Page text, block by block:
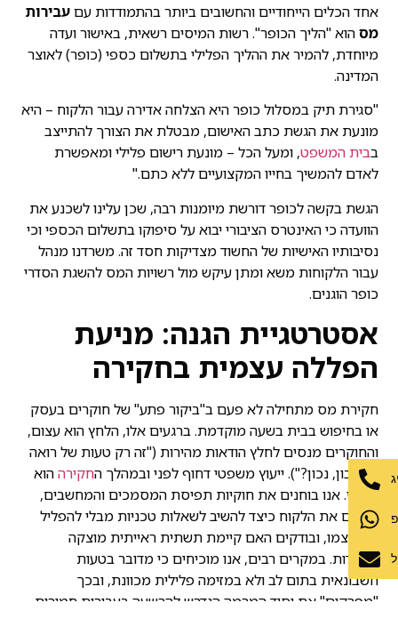
אחד הכלים הייחודיים והחשובים ביותר בהתמודדות עםעבירות
מסהוא "הליך הכופר". רשות המיסים רשאית, באישור ועדה
מיוחדת, להמיר את ההליך הפלילי בתשלום כספי (כופר) לאוצר
המדינה.
"סגירת תיק במסלול כופר היא הצלחה אדירה עבור הלקוח – היא
מונעת את הגשת כתב האישום, מבטלת את הצורך להתייצב
בבית המשפט, ומעל הכל – מונעת רישום פלילי ומאפשרת
לאדם להמשיך בחייו המקצועיים ללא כתם."
הגשת בקשה לכופר דורשת מיומנות רבה, שכן עלינו לשכנע את
הוועדה כי האינטרס הציבורי יבוא על סיפוקו בתשלום הכספי וכי
נסיבותיו האישיות של החשוד מצדיקות חסד זה. משרדנו מנהל
עבור הלקוחות משא ומתן עיקש מול רשויות המס להשגת הסדרי
כופר הוגנים.
אסטרטגיית הגנה: מניעת
הפללה עצמית בחקירה
חקירת מס מתחילה לא פעם ב"ביקור פתע" של חוקרים בעסק
או בחיפוש בבית בשעה מוקדמת. ברגעים אלו, הלחץ הוא עצום,
והחוקרים מנסים לחלץ הודאות מהירות ("זה רק טעות של רואה
החשבון, נכון?"). ייעוץ משפטי דחוף לפני ובמהלך החקירההוא
קריטי. אנו בוחנים את חוקיות תפיסת המסמכים והמחשבים,
מנחים את הלקוח כיצד להשיב לשאלות טכניות מבלי להפליל
את עצמו, ובודקים האם קיימת תשתית ראייתית מוצקה
לחשדות. במקרים רבים, אנו מוכיחים כי מדובר בטעות
חשבונאית בתום לב ולא במזימה פלילית מכוונת, ובכך
"מפרקים" את יסוד המרמה הנדרש להרשעה בעבירות חמורות.